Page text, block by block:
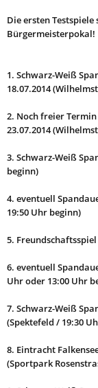
Die ersten
Bürgermeisterpokal!
1. Schwarz-Weiß
18.07.2014
2. Noch freier
23.07.2014
3. Schwarz-Weiß
beginn)
4. eventuell
19:50 Uhr beginn)
5. Freundschaftsspiel
6. eventuell
Uhr oder 13:00 Uhr
7. Schwarz-Weiß
(Spektefeld / 19:30
8. Eintracht
(Sportpark